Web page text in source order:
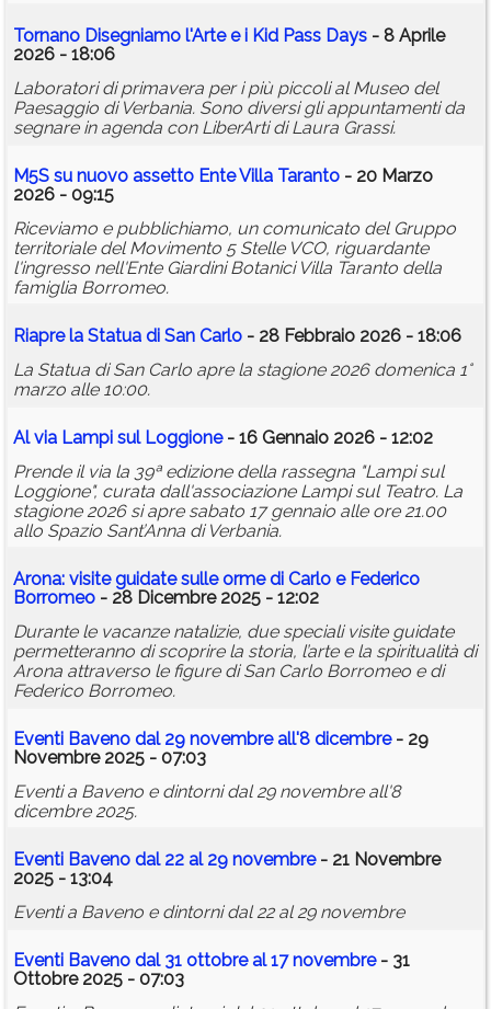
Tornano Disegniamo l'Arte e i Kid Pass Days - 8 Aprile
2026 - 18:06
Laboratori di primavera per i più piccoli al Museo del
Paesaggio di Verbania. Sono diversi gli appuntamenti da
segnare in agenda con LiberArti di Laura Grassi.
M5S su nuovo assetto Ente Villa Taranto - 20 Marzo
2026 - 09:15
Riceviamo e pubblichiamo, un comunicato del Gruppo
territoriale del Movimento 5 Stelle VCO, riguardante
l'ingresso nell'Ente Giardini Botanici Villa Taranto della
famiglia Borromeo.
Riapre la Statua di San Carlo - 28 Febbraio 2026 - 18:06
La Statua di San Carlo apre la stagione 2026 domenica 1°
marzo alle 10:00.
Al via Lampi sul Loggione- 16 Gennaio 2026 - 12:02
Prende il via la 39ª edizione della rassegna "Lampi sul
Loggione", curata dall'associazione Lampi sul Teatro. La
stagione 2026 si apre sabato 17 gennaio alle ore 21.00
allo Spazio Sant’Anna di Verbania.
Arona: visite guidate sulle orme di Carlo e Federico
Borromeo - 28 Dicembre 2025 - 12:02
Durante le vacanze natalizie, due speciali visite guidate
permetteranno di scoprire la storia, l’arte e la spiritualità di
Arona attraverso le figure di San Carlo Borromeo e di
Federico Borromeo.
Eventi Baveno dal 29 novembre all'8 dicembre- 29
Novembre 2025 - 07:03
Eventi a Baveno e dintorni dal 29 novembre all'8
dicembre 2025.
Eventi Baveno dal 22 al 29 novembre- 21 Novembre
2025 - 13:04
Eventi a Baveno e dintorni dal 22 al 29 novembre
Eventi Baveno dal 31 ottobre al 17 novembre- 31
Ottobre 2025 - 07:03